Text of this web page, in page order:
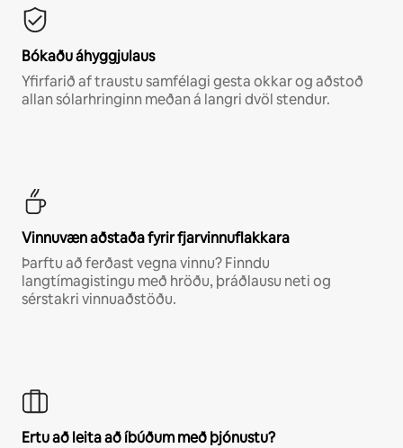
Bókaðu áhyggjulaus
Yfirfarið af traustu samfélagi gesta okkar og aðstoð
allan sólarhringinn meðan á langri dvöl stendur.
Vinnuvæn aðstaða fyrir fjarvinnuflakkara
Þarftu að ferðast vegna vinnu? Finndu
langtímagistingu með hröðu, þráðlausu neti og
sérstakri vinnuaðstöðu.
Ertu að leita að íbúðum með þjónustu?